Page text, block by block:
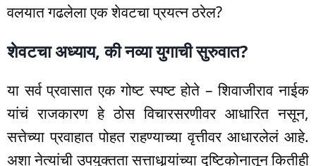
वलयात गढलेला एक शेवटचा प्रयत्न ठरेल?
शेवटचा अध्याय, की नव्या युगाची सुरुवात?
या सर्व प्रवासात एक गोष्ट स्पष्ट होते – शिवाजीराव नाईक
यांचं राजकारण हे ठोस विचारसरणीवर आधारित नसून,
सत्तेच्या प्रवाहात पोहत राहण्याच्या वृत्तीवर आधारलेलं आहे.
अशा नेत्यांची उपयुक्तता सत्ताधार्‍यांच्या दृष्टिकोनातून कितीही